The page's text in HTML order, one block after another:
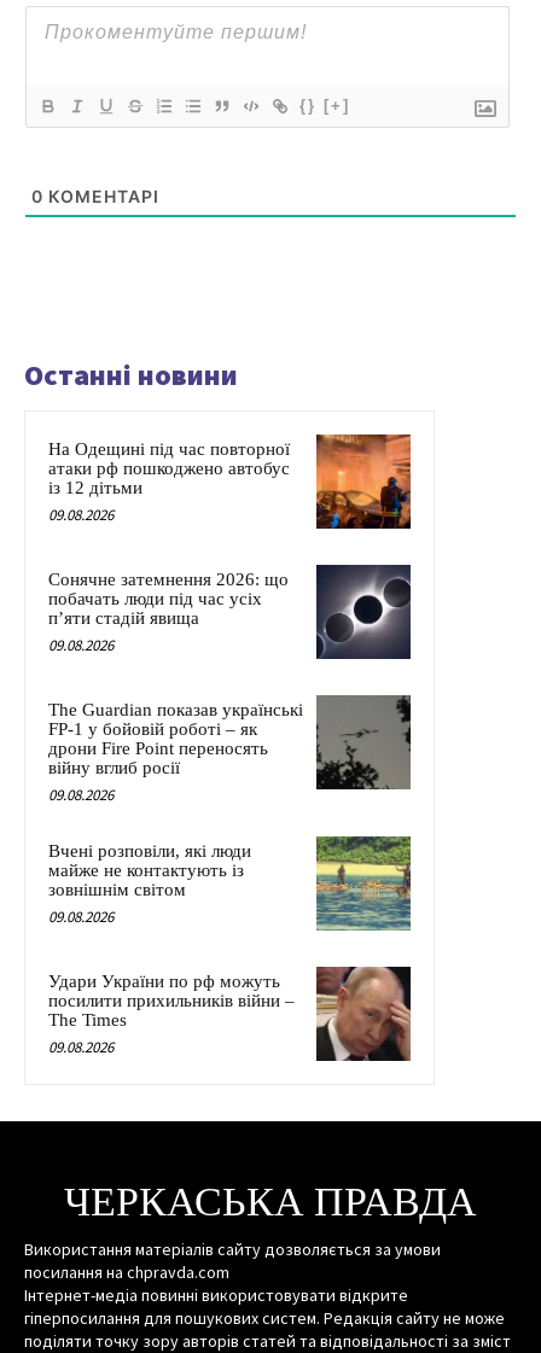
{} [+]
0 КОМЕНТАРІ
Останні новини
На Одещині під час повторної
атаки рф пошкоджено автобус
із 12 дітьми
09.08.2026
Сонячне затемнення 2026: що
побачать люди під час усіх
п’яти стадій явища
09.08.2026
The Guardian показав українські
FP-1 у бойовій роботі – як
дрони Fire Point переносять
війну вглиб росії
09.08.2026
Вчені розповіли, які люди
майже не контактують із
зовнішнім світом
09.08.2026
Удари України по рф можуть
посилити прихильників війни –
The Times
09.08.2026
ЧЕРКАСЬКА ПРАВДА
Використання матеріалів сайту дозволяється за умови
посилання на chpravda.com
Інтернет-медіа повинні використовувати відкрите
гіперпосилання для пошукових систем. Редакція сайту не може
поділяти точку зору авторів статей та відповідальності за зміст